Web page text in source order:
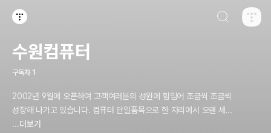
수원컴퓨터
구독자 1
2002년 9월에 오픈하여 고객여러분의 성원에 힘입어 조금씩 조금씩
성장해 나가고 있습니다. 컴퓨터 단일품목으로 한 자리에서 오랜 세월
동안 버틸 수 있는 원동력은 고객님들의 관심과 사랑이 아니었나 생각
...더보기